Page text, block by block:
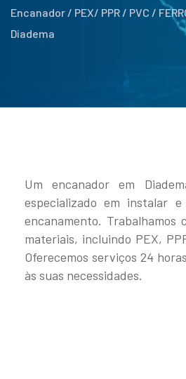
Encanador / PEX/ PPR / PVC /
Diadema
Um encanador em
especializado em instalar
encanamento. Trabalhamos
materiais, incluindo PEX,
Oferecemos serviços 24
às suas necessidades.